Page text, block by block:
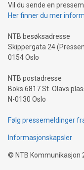
Vil du sende en
Her finner du mer
NTB besøksadresse
Skippergata 24
0154 Oslo
NTB postadresse
Boks 6817 St. Olavs
N-0130 Oslo
Følg pressemeldinger
Informasjonskapsler
© NTB Kommunikasjon